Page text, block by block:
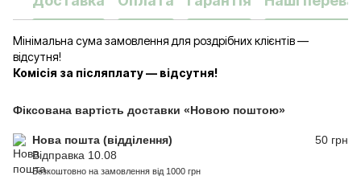
Мінімальна сума замовлення для роздрібних клієнтів —
відсутня!
Комісія за післяплату — відсутня!
Фіксована вартість доставки «Новою поштою»
Нова пошта (відділення)
Відправка 10.08
Безкоштовно на замовлення від 1000 грн
50 грн